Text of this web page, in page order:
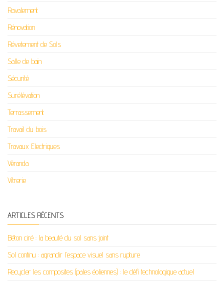
Ravalement
Rénovation
Révetement de Sols
Salle de bain
Sécurité
Surélévation
Terrassement
Travail du bois
Travaux Electriques
Véranda
Vitrerie
ARTICLES RÉCENTS
Béton ciré : la beauté du sol sans joint
Sol continu : agrandir l’espace visuel sans rupture
Recycler les composites (pales éoliennes) : le défi technologique actuel